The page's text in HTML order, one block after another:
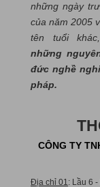
những ngày
của năm 2005
tên tuổi
những
đức nghề
pháp.
CÔNG TY
Địa chỉ 01 : Lầu 6